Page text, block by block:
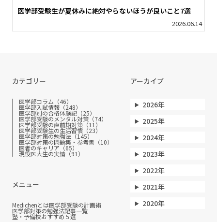
医学部受験生が夏休みに絶対やらないほうが良いこと7選
2026.06.14
カテゴリー
医学部コラム（46）
医学部入試情報（248）
医学部別の合格体験記（25）
医学部受験のメンタル対策（74）
医学部受験の直前期対策（11）
医学部受験生の生活習慣（23）
医学部対策の勉強法（145）
医学部対策の問題集・参考書（10）
医者のキャリア（65）
現役医大生の実情（91）
メニュー
Medichenとは医学部受験の計画術
医学部対策の勉強法記事一覧
塾・予備校おすすめ５選
アーカイブ
2026年
2025年
2024年
2023年
2022年
2021年
2020年